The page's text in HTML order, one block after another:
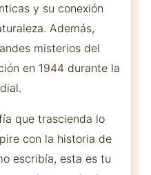
y su conexión
Además,
misterios del
en 1944 durante la
que trascienda lo
con la historia de
escribía, esta es tu